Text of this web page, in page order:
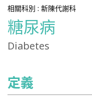
相關科別 : 新陳代謝科
糖尿病
Diabetes
定義